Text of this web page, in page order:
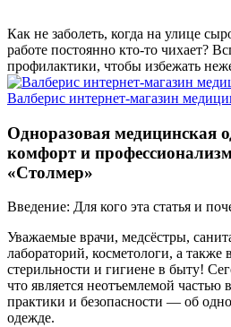
Как не заболеть, когда на улице
работе постоянно кто-то чихает?
профилактики, чтобы избежать
Валберис интернет-магазин
Одноразовая медицинская
комфорт и
«Столмер»
Введение: Для кого эта статья и
Уважаемые врачи, медсёстры,
лабораторий, косметологи, а также
стерильности и гигиене в быту!
что является неотъемлемой частью
практики и безопасности — об
одежде.